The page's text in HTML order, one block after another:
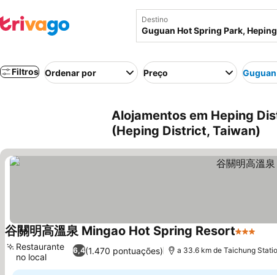
Destino
Filtros Ordenar por Preço
Alojamentos em Heping
(Heping District, Taiwan)
谷關明高溫泉 Mingao Hot Spring Resort3 Estrelas
6,4(1.470 pontuações)
Restaurante
no local
a 33.6 km de Taichung